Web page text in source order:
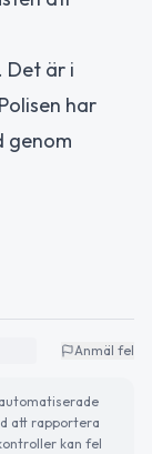
Det är i
har
genom
Anmäl fel
att rapportera
kan fel